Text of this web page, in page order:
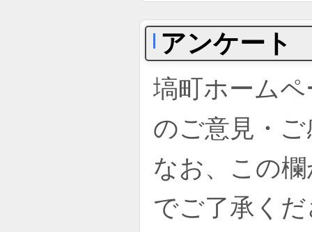
アンケート
塙町ホーム
のご意見・
なお、この
でご了承く